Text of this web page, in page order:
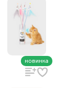
новинка